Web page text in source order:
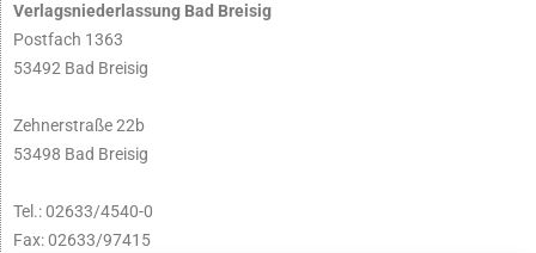
Verlagsniederlassung Bad Breisig
Postfach 1363
53492 Bad Breisig
Zehnerstraße 22b
53498 Bad Breisig
Tel.: 02633/4540-0
Fax: 02633/97415